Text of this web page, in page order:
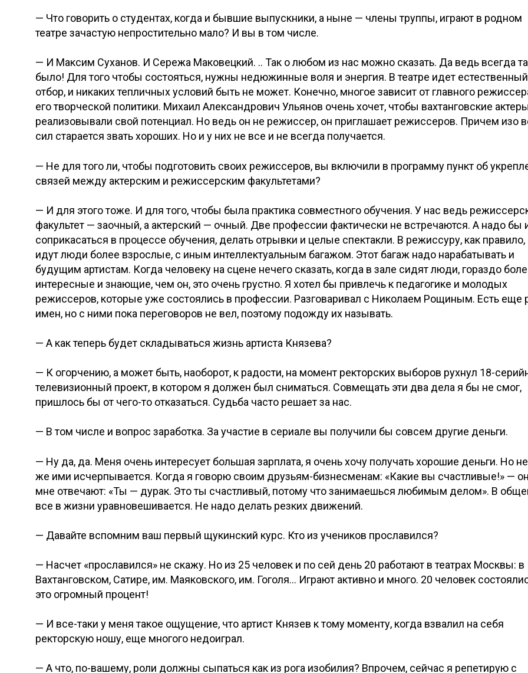
— Что говорить о студентах, когда и бывшие выпускники, а ныне — члены труппы, играют в родном
театре зачастую непростительно мало? И вы в том числе.
— И Максим Суханов. И Сережа Маковецкий. .. Так о любом из нас можно сказать. Да ведь всегда
было! Для того чтобы состояться, нужны недюжинные воля и энергия. В театре идет естественный
отбор, и никаких тепличных условий быть не может. Конечно, многое зависит от главного
его творческой политики. Михаил Александрович Ульянов очень хочет, чтобы вахтанговские
реализовывали свой потенциал. Но ведь он не режиссер, он приглашает режиссеров. Причем изо
сил старается звать хороших. Но и у них не все и не всегда получается.
— Не для того ли, чтобы подготовить своих режиссеров, вы включили в программу пункт об
связей между актерским и режиссерским факультетами?
— И для этого тоже. И для того, чтобы была практика совместного обучения. У нас ведь
факультет — заочный, а актерский — очный. Две профессии фактически не встречаются. А надо бы
соприкасаться в процессе обучения, делать отрывки и целые спектакли. В режиссуру, как правило,
идут люди более взрослые, с иным интеллектуальным багажом. Этот багаж надо нарабатывать и
будущим артистам. Когда человеку на сцене нечего сказать, когда в зале сидят люди, гораздо
интересные и знающие, чем он, это очень грустно. Я хотел бы привлечь к педагогике и молодых
режиссеров, которые уже состоялись в профессии. Разговаривал с Николаем Рощиным. Есть еще
имен, но с ними пока переговоров не вел, поэтому подожду их называть.
— А как теперь будет складываться жизнь артиста Князева?
— К огорчению, а может быть, наоборот, к радости, на момент ректорских выборов рухнул 18-
телевизионный проект, в котором я должен был сниматься. Совмещать эти два дела я бы не смог,
пришлось бы от чего-то отказаться. Судьба часто решает за нас.
— В том числе и вопрос заработка. За участие в сериале вы получили бы совсем другие деньги.
— Ну да, да. Меня очень интересует большая зарплата, я очень хочу получать хорошие деньги. Но
же ими исчерпывается. Когда я говорю своим друзьям-бизнесменам: «Какие вы счастливые!» —
мне отвечают: «Ты — дурак. Это ты счастливый, потому что занимаешься любимым делом». В
все в жизни уравновешивается. Не надо делать резких движений.
— Давайте вспомним ваш первый щукинский курс. Кто из учеников прославился?
— Насчет «прославился» не скажу. Но из 25 человек и по сей день 20 работают в театрах Москвы: в
Вахтанговском, Сатире, им. Маяковского, им. Гоголя… Играют активно и много. 20 человек
это огромный процент!
— И все-таки у меня такое ощущение, что артист Князев к тому моменту, когда взвалил на себя
ректорскую ношу, еще многого недоиграл.
— А что, по-вашему, роли должны сыпаться как из рога изобилия? Впрочем, сейчас я репетирую с